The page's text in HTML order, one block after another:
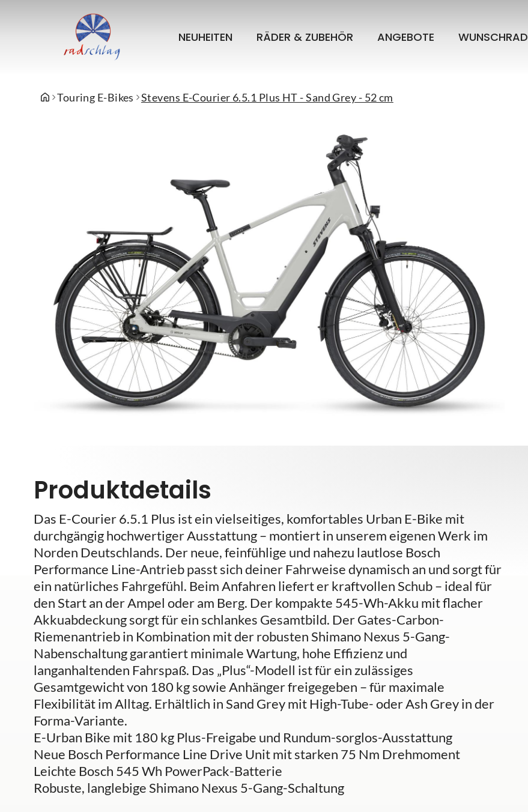
NEUHEITEN RÄDER & ZUBEHÖR ANGEBOTE WUNSCHRAD
Touring E-Bikes Stevens E-Courier 6.5.1 Plus HT - Sand Grey - 52 cm
Produktdetails
Das E-Courier 6.5.1 Plus ist ein vielseitiges, komfortables Urban E-Bike mit
durchgängig hochwertiger Ausstattung – montiert in unserem eigenen Werk im
Norden Deutschlands. Der neue, feinfühlige und nahezu lautlose Bosch
Performance Line-Antrieb passt sich deiner Fahrweise dynamisch an und sorgt für
ein natürliches Fahrgefühl. Beim Anfahren liefert er kraftvollen Schub – ideal für
den Start an der Ampel oder am Berg. Der kompakte 545-Wh-Akku mit flacher
Akkuabdeckung sorgt für ein schlankes Gesamtbild. Der Gates-Carbon-
Riemenantrieb in Kombination mit der robusten Shimano Nexus 5-Gang-
Nabenschaltung garantiert minimale Wartung, hohe Effizienz und
langanhaltenden Fahrspaß. Das „Plus“-Modell ist für ein zulässiges
Gesamtgewicht von 180 kg sowie Anhänger freigegeben – für maximale
Flexibilität im Alltag. Erhältlich in Sand Grey mit High-Tube- oder Ash Grey in der
Forma-Variante.
E-Urban Bike mit 180 kg Plus-Freigabe und Rundum-sorglos-Ausstattung
Neue Bosch Performance Line Drive Unit mit starken 75 Nm Drehmoment
Leichte Bosch 545 Wh PowerPack-Batterie
Robuste, langlebige Shimano Nexus 5-Gang-Schaltung